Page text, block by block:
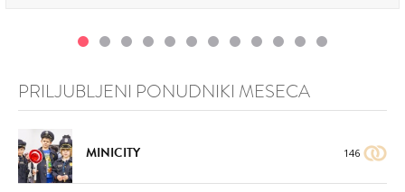
PRILJUBLJENI PONUDNIKI MESECA
MINICITY 146